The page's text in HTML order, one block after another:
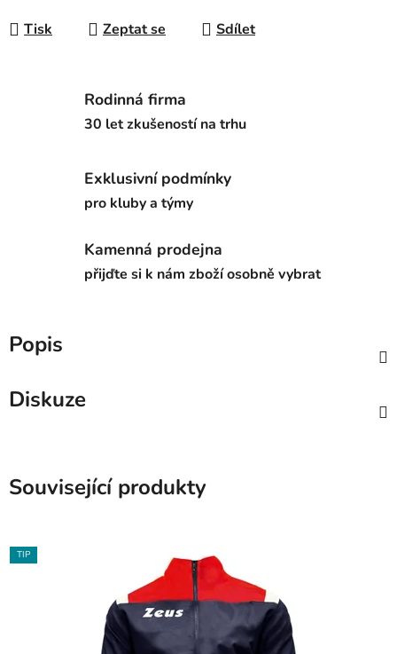
Tisk Zeptat se Sdílet
Rodinná firma
30 let zkušeností na trhu
Exklusivní podmínky
pro kluby a týmy
Kamenná prodejna
přijďte si k nám zboží osobně vybrat
Popis
Diskuze
Související produkty
TIP